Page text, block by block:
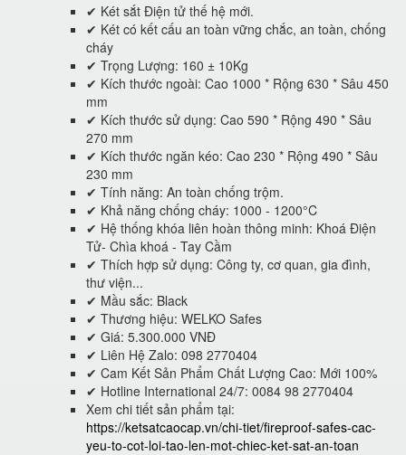
✔ Két sắt Điện tử thế hệ mới.
✔ Két có kết cấu an toàn vững chắc, an toàn, chống
cháy
✔ Trọng Lượng: 160 ± 10Kg
✔ Kích thước ngoài: Cao 1000 * Rộng 630 * Sâu 450
mm
✔ Kích thước sử dụng: Cao 590 * Rộng 490 * Sâu
270 mm
✔ Kích thước ngăn kéo: Cao 230 * Rộng 490 * Sâu
230 mm
✔ Tính năng: An toàn chống trộm.
✔ Khả năng chống cháy: 1000 - 1200°C
✔ Hệ thống khóa liên hoàn thông minh: Khoá Điện
Tử- Chìa khoá - Tay Cầm
✔ Thích hợp sử dụng: Công ty, cơ quan, gia đình,
thư viện...
✔ Mầu sắc: Black
✔ Thương hiệu: WELKO Safes
✔ Giá: 5.300.000 VNĐ
✔ Liên Hệ Zalo: 098 2770404
✔ Cam Kết Sản Phẩm Chất Lượng Cao: Mới 100%
✔ Hotline International 24/7: 0084 98 2770404
Xem chi tiết sản phẩm tại:
https://ketsatcaocap.vn/chi-tiet/fireproof-safes-cac-
yeu-to-cot-loi-tao-len-mot-chiec-ket-sat-an-toan